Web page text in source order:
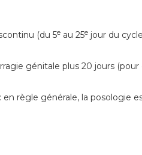
(du 5e au 25e jour du
génitale plus 20 jours
règle générale, la posologie